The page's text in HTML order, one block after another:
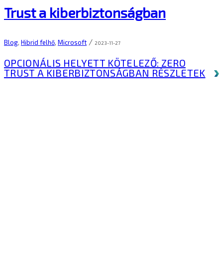
Trust a kiberbiztonságban
Blog, Hibrid felhő, Microsoft / 2023-11-27
OPCIONÁLIS HELYETT KÖTELEZŐ: ZERO
TRUST A KIBERBIZTONSÁGBAN RÉSZLETEK